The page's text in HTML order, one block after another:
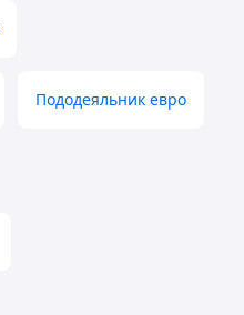
Пододеяльник евро